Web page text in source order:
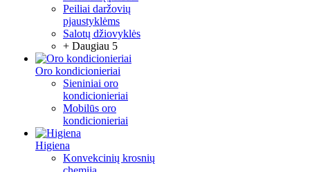
Peiliai daržovių
pjaustyklėms
Salotų džiovyklės
+ Daugiau 5
Oro kondicionieriai
Sieniniai oro
kondicionieriai
Mobilūs oro
kondicionieriai
Higiena
Konvekcinių krosnių